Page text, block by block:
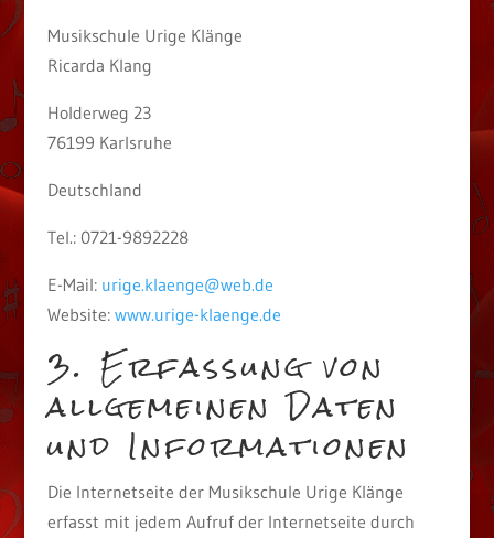
Musikschule Urige Klänge
Ricarda Klang
Holderweg 23
76199 Karlsruhe
Deutschland
Tel.: 0721-9892228
E-Mail: urige.klaenge@web.de
Website: www.urige-klaenge.de
3. Erfassung von
allgemeinen Daten
und Informationen
Die Internetseite der Musikschule Urige Klänge
erfasst mit jedem Aufruf der Internetseite durch